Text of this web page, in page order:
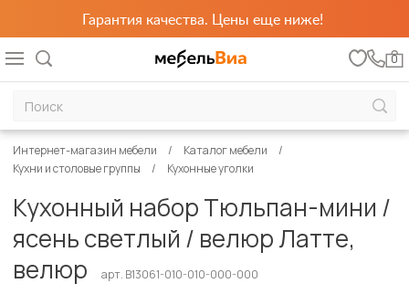
Гарантия качества. Цены еще ниже!
0
Интернет-магазин мебели
Каталог мебели
Кухни и столовые группы
Кухонные уголки
Кухонный набор Тюльпан-мини /
ясень светлый / велюр Латте,
велюр
арт. B13061-010-010-000-000